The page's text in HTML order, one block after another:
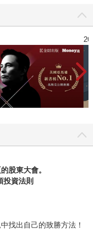
股東大會。
投資法則
找出自己的致勝方法！